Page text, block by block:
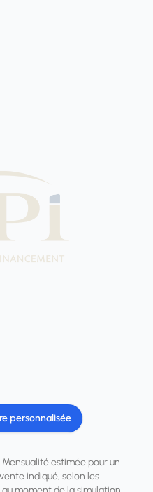
personnalisée
estimée pour un
indiqué, selon les